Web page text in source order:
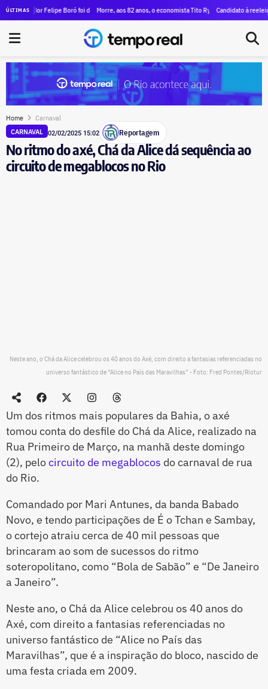
ÚLTIMASe Inovação após reação da comunidade científica
Felipe Boró foi de R$ 60 mil a R$ 3,57 milhões em seis anos
Morre, aos 82 anos, o economista Tito Ryff, ex-vereador e ex-deputado
Candidato à reeleição,
Home Carnaval
CARNAVAL 02/02/2025 15:02 Reportagem
No ritmo do axé, Chá da Alice dá sequência ao
circuito de megablocos no Rio
Neste ano, o Chá da Alice celebrou os 40 anos do Axé, com direito a fantasias referenciadas no
universo fantástico de “Alice no País das Maravilhas” - Foto: Fred Pontes/Riotur
Um dos ritmos mais populares da Bahia, o axé
tomou conta do desfile do Chá da Alice, realizado na
Rua Primeiro de Março, na manhã deste domingo
(2), pelocircuito de megablocos do carnaval de rua
do Rio.
Comandado por Mari Antunes, da banda Babado
Novo, e tendo participações de É o Tchan e Sambay,
o cortejo atraiu cerca de 40 mil pessoas que
brincaram ao som de sucessos do ritmo
soteropolitano, como “Bola de Sabão” e “De Janeiro
a Janeiro”.
Neste ano, o Chá da Alice celebrou os 40 anos do
Axé, com direito a fantasias referenciadas no
universo fantástico de “Alice no País das
Maravilhas”, que é a inspiração do bloco, nascido de
uma festa criada em 2009.